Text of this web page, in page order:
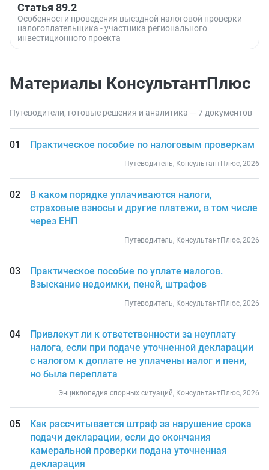
Статья 89.2
Особенности проведения выездной налоговой проверки
налогоплательщика - участника регионального
инвестиционного проекта
Материалы КонсультантПлюс
Путеводители, готовые решения и аналитика — 7 документов
Практическое пособие по налоговым проверкам
Путеводитель, КонсультантПлюс, 2026
В каком порядке уплачиваются налоги,
страховые взносы и другие платежи, в том числе
через ЕНП
Путеводитель, КонсультантПлюс, 2026
Практическое пособие по уплате налогов.
Взыскание недоимки, пеней, штрафов
Путеводитель, КонсультантПлюс, 2026
Привлекут ли к ответственности за неуплату
налога, если при подаче уточненной декларации
с налогом к доплате не уплачены налог и пени,
но была переплата
Энциклопедия спорных ситуаций, КонсультантПлюс, 2026
Как рассчитывается штраф за нарушение срока
подачи декларации, если до окончания
камеральной проверки подана уточненная
декларация